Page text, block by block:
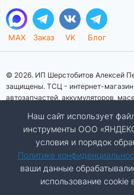
MAX Заказ VK Блог
© 2026. ИП Шерстобитов Алексей
защищены. ТСЦ - интернет-
автозапчастей, аккумуляторов,
информационный характер.
стоимости, характеристик, фото,
условиях не является публичной
Статьи 437 (2) Гражданского
Изображения товаров на
отличаться от оригиналов.
Наш сайт использует
инструменты ООО
условия и порядок
Политике
ваши данные
использование cookie